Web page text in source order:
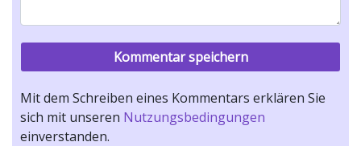
Mit dem Schreiben eines Kommentars erklären Sie
sich mit unseren Nutzungsbedingungen
einverstanden.